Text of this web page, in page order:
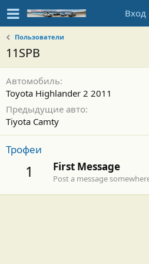
Вход
Пользователи
11SPB
Автомобиль
Toyota Highlander 2 2011
Предыдущие авто
Tiyota Camty
Трофеи
1 First Message
Post a message